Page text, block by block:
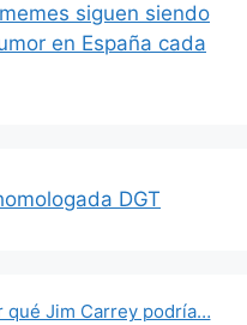
siguen siendo
en España cada
DGT
qué Jim Carrey podría…